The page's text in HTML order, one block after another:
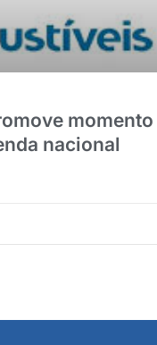
momento
nacional